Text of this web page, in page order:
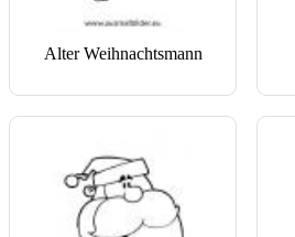
Alter Weihnachtsmann